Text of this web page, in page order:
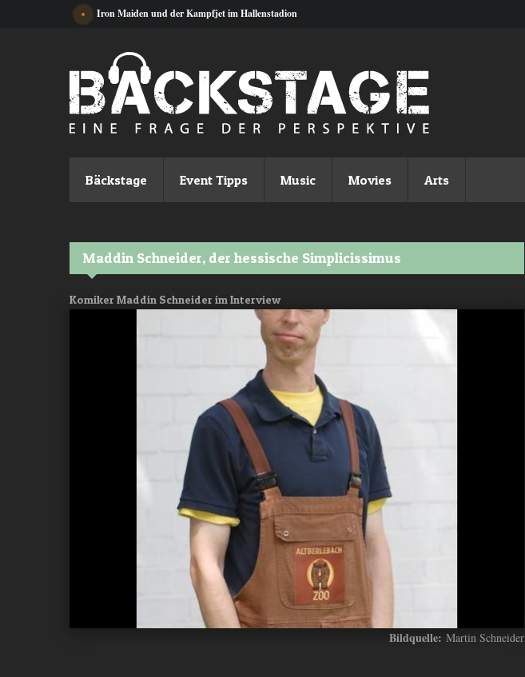
Direkt zum Inhalt Iron Maiden und der Kampfjet im Hallenstadion
Bäckstage Event Tipps Music Movies Arts
Maddin Schneider, der hessische Simplicissimus
Komiker Maddin Schneider im Interview
Bildquelle: Martin Schneider
ANDIYAH - «Frequency»